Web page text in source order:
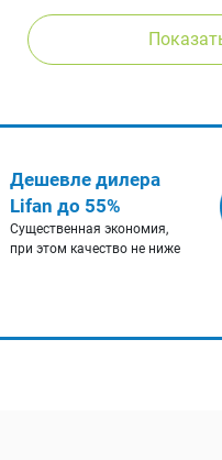
Дешевле дилера
Lifan до 55%
Существенная экономия,
при этом качество не ниже